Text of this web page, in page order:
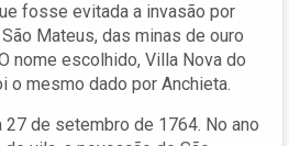
fosse evitada a invasão por
Mateus, das minas de ouro
nome escolhido, Villa Nova do
o mesmo dado por Anchieta.
de setembro de 1764. No ano